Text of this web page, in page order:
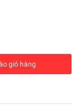
giỏ hàng